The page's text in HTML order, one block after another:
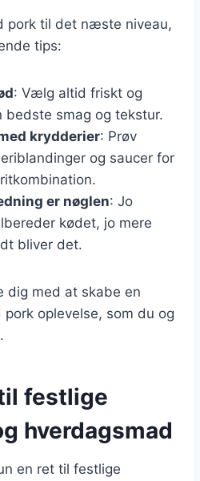
pork til det næste niveau,
tips:
: Vælg altid friskt og
bedste smag og tekstur.
krydderier: Prøv
og saucer for
er nøglen: Jo
kødet, jo mere
bliver det.
dig med at skabe en
oplevelse, som du og
festlige
hverdagsmad
en ret til festlige